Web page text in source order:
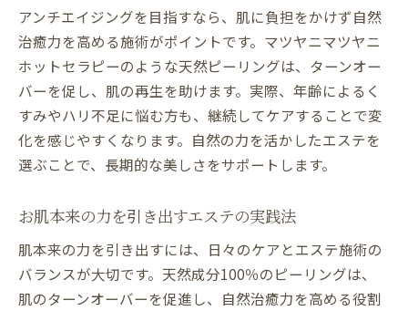
アンチエイジングを目指すなら、肌に負担をかけず自然
治癒力を高める施術がポイントです。マツヤニマツヤニ
ホットセラピーのような天然ピーリングは、ターンオー
バーを促し、肌の再生を助けます。実際、年齢によるく
すみやハリ不足に悩む方も、継続してケアすることで変
化を感じやすくなります。自然の力を活かしたエステを
選ぶことで、長期的な美しさをサポートします。
お肌本来の力を引き出すエステの実践法
肌本来の力を引き出すには、日々のケアとエステ施術の
バランスが大切です。天然成分100％のピーリングは、
肌のターンオーバーを促進し、自然治癒力を高める役割